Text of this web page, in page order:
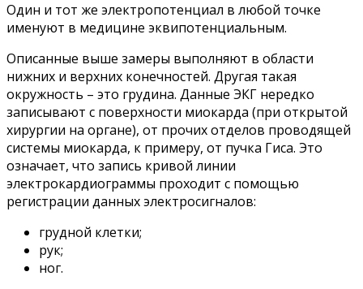
Один и тот же электропотенциал в любой точке
именуют в медицине эквипотенциальным.
Описанные выше замеры выполняют в области
нижних и верхних конечностей. Другая такая
окружность – это грудина. Данные ЭКГ нередко
записывают с поверхности миокарда (при открытой
хирургии на органе), от прочих отделов проводящей
системы миокарда, к примеру, от пучка Гиса. Это
означает, что запись кривой линии
электрокардиограммы проходит с помощью
регистрации данных электросигналов:
грудной клетки;
рук;
ног.